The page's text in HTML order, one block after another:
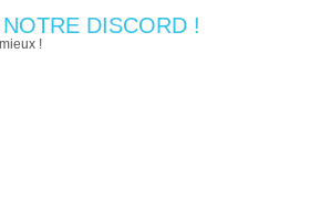
DISCORD !
!